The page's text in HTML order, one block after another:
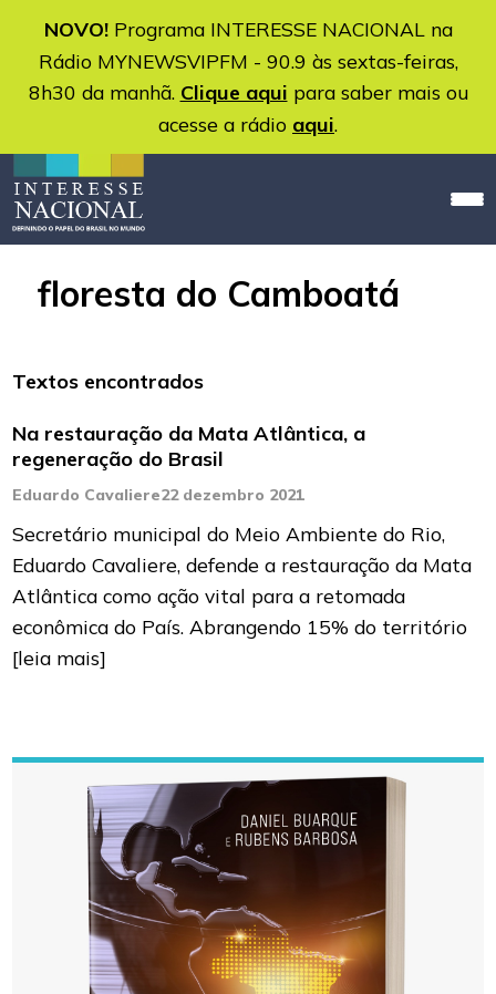
NOVO!Programa INTERESSE NACIONAL na
Rádio MYNEWSVIPFM - 90.9 às sextas-feiras,
8h30 da manhã. Clique aqui para saber mais ou
acesse a rádio aqui.
floresta do Camboatá
Textos encontrados
Na restauração da Mata Atlântica, a
regeneração do Brasil
Eduardo Cavaliere22 dezembro 2021
Secretário municipal do Meio Ambiente do Rio,
Eduardo Cavaliere, defende a restauração da Mata
Atlântica como ação vital para a retomada
econômica do País. Abrangendo 15% do território
[leia mais]